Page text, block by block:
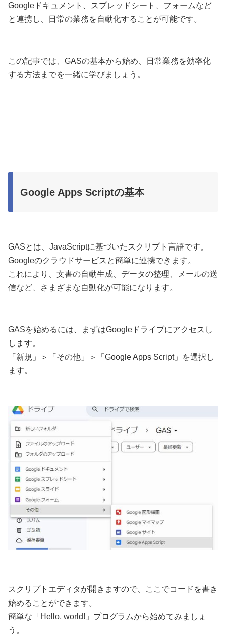
Googleドキュメント、スプレッドシート、フォームなど
と連携し、日常の業務を自動化することが可能です。
この記事では、GASの基本から始め、日常業務を効率化
する方法までを一緒に学びましょう。
Google Apps Scriptの基本
GASとは、JavaScriptに基づいたスクリプト言語です。
Googleのクラウドサービスと簡単に連携できます。
これにより、文書の自動生成、データの整理、メールの送
信など、さまざまな自動化が可能になります。
GASを始めるには、まずはGoogleドライブにアクセスし
します。
「新規」＞「その他」＞「Google Apps Script」を選択し
ます。
スクリプトエディタが開きますので、ここでコードを書き
始めることができます。
簡単な「Hello, world!」プログラムから始めてみましょ
う。